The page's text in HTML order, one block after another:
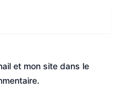
et mon site dans le